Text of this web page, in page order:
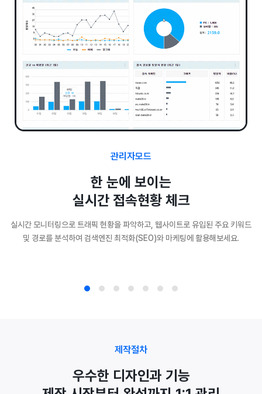
관리자모드
한 눈에 보이는
실시간 접속현황 체크
실시간 모니터링으로 트래픽 현황을 파악하고, 웹사이트로 유입된 주요 키워드
및 경로를 분석하여 검색엔진 최적화(SEO)와 마케팅에 활용해보세요.
제작절차
우수한 디자인과 기능